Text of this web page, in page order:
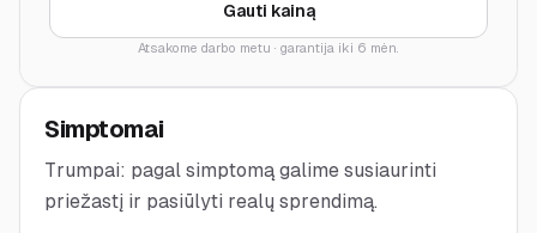
Gauti kainą
Atsakome darbo metu · garantija iki 6 mėn.
Simptomai
Trumpai: pagal simptomą galime susiaurinti
priežastį ir pasiūlyti realų sprendimą.